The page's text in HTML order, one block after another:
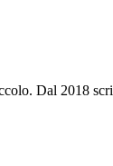
Dal 2018